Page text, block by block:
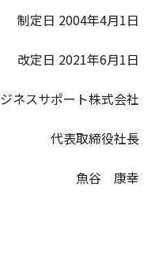
制定日 2004年4月1日
改定日 2021年6月1日
ネスサポート株式会社
代表取締役社長
魚谷 康幸